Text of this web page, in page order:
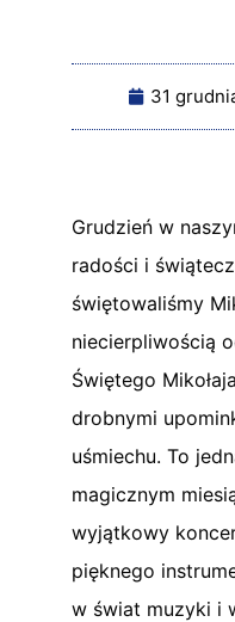
31
Grudzień w
radości i
świętowaliśmy
niecierpliwością
Świętego
drobnymi
uśmiechu. To
magicznym
wyjątkowy
pięknego
w świat muzyki i